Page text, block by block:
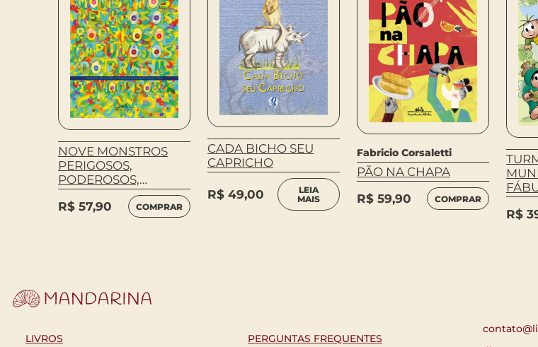
NOVE MONSTROS
PERIGOSOS,
PODEROSOS,
FABULOSOS DO
BRASIL
R$ 57,90 COMPRAR
CADA BICHO SEU
CAPRICHO
R$ 49,00
LEIA
MAIS
Fabricio Corsaletti
PÃO NA CHAPA
R$ 59,90 COMPRAR
R$
LIVROS PERGUNTAS FREQUENTES